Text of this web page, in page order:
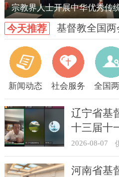
宗教界人士开展中华优秀传
今天推荐 基督教全国
新闻动态 社会服务 全国
辽宁省基
十三届十
2026-08-07
河南省基